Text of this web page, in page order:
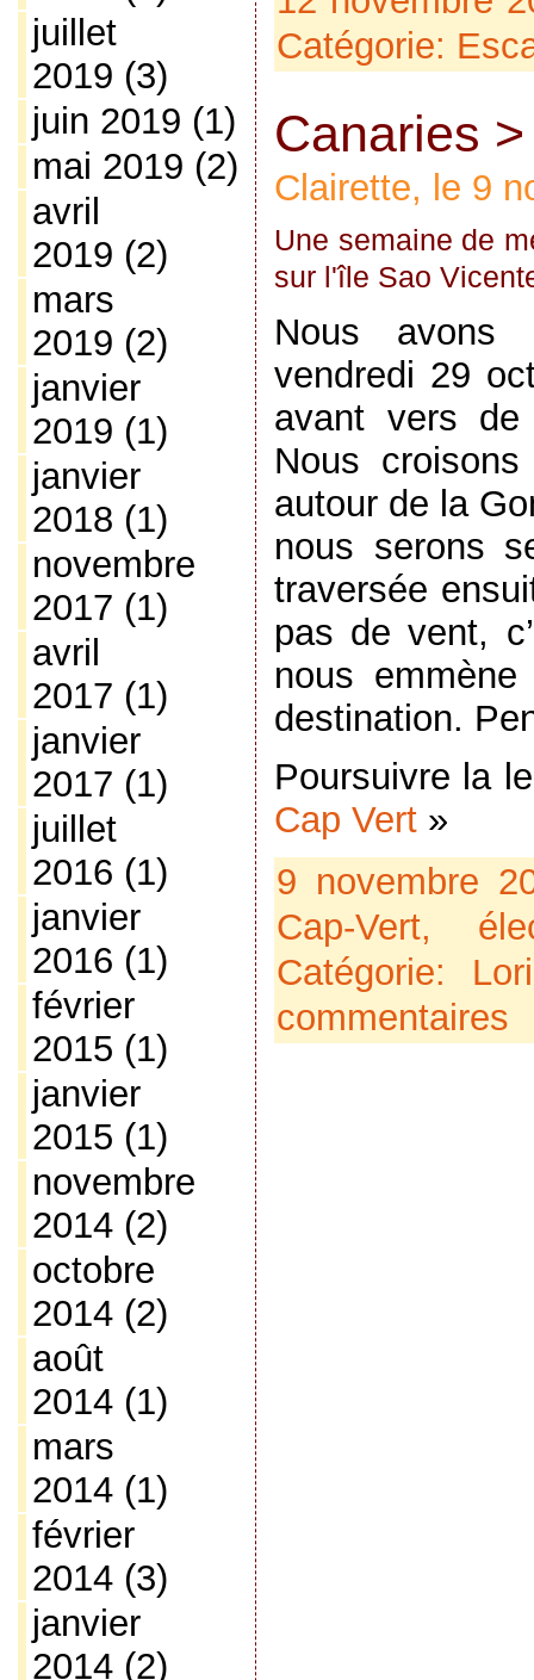
juillet
2019 (3)
juin 2019 (1)
mai 2019 (2)
avril
2019 (2)
mars
2019 (2)
janvier
2019 (1)
janvier
2018 (1)
novembre
2017 (1)
avril
2017 (1)
janvier
2017 (1)
juillet
2016 (1)
janvier
2016 (1)
février
2015 (1)
janvier
2015 (1)
novembre
2014(2)
octobre
2014(2)
août
2014(1)
mars
2014(1)
février
2014(3)
janvier
2014(2)
Catégorie:
Canaries
Clairette, le 9
Une semaine de
sur l'île Sao
Nous avons
vendredi 29
avant vers de
Nous
autour de la
nous serons
traversée
pas de vent,
nous
destination.
Poursuivre la
Cap Vert»
9 novembre
Cap-Vert,
Catégorie:
commentaires